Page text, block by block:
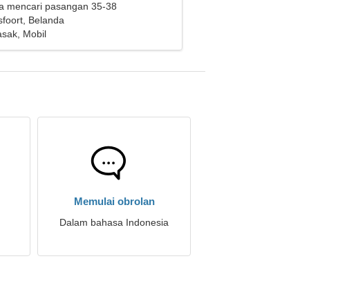
mencari pasangan 35-38
Belanda
Mobil
Memulai obrolan
Dalam bahasa Indonesia